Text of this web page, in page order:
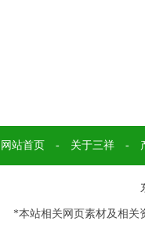
网站首页 - 关于三祥-
*本站相关网页素材及相